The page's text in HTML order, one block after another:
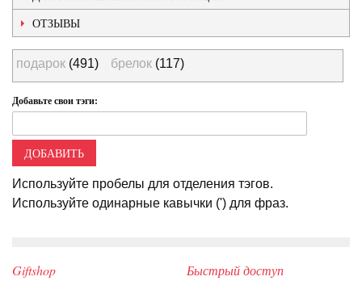
ОТЗЫВЫ
подарок (491) брелок (117)
Добавьте свои тэги:
ДОБАВИТЬ
Используйте пробелы для отделения тэгов.
Используйте одинарные кавычки (') для фраз.
Giftshop Быстрый доступ